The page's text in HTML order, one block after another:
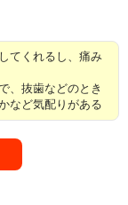
てくれるし、痛み
、抜歯などのとき
など気配りがある